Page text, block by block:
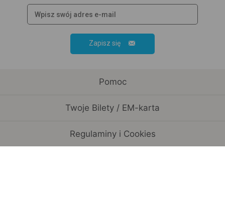
Zapisz się
Pomoc
Twoje Bilety / EM-karta
Regulaminy i Cookies